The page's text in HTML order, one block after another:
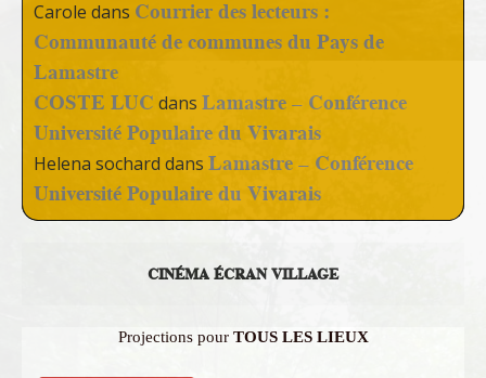
Carole dans Courrier des lecteurs :
Communauté de communes du Pays de
Lamastre
COSTE LUC dans Lamastre – Conférence
Université Populaire du Vivarais
Helena sochard dans Lamastre – Conférence
Université Populaire du Vivarais
CINÉMA ÉCRAN VILLAGE